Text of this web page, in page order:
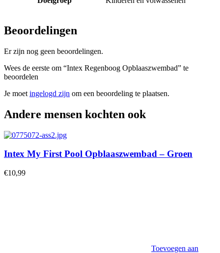
Beoordelingen
Er zijn nog geen beoordelingen.
Wees de eerste om “Intex Regenboog Opblaaszwembad” te
beoordelen
Je moet ingelogd zijn om een beoordeling te plaatsen.
Andere mensen kochten ook
Intex My First Pool Opblaaszwembad – Groen
€10,99
Toevoegen aan